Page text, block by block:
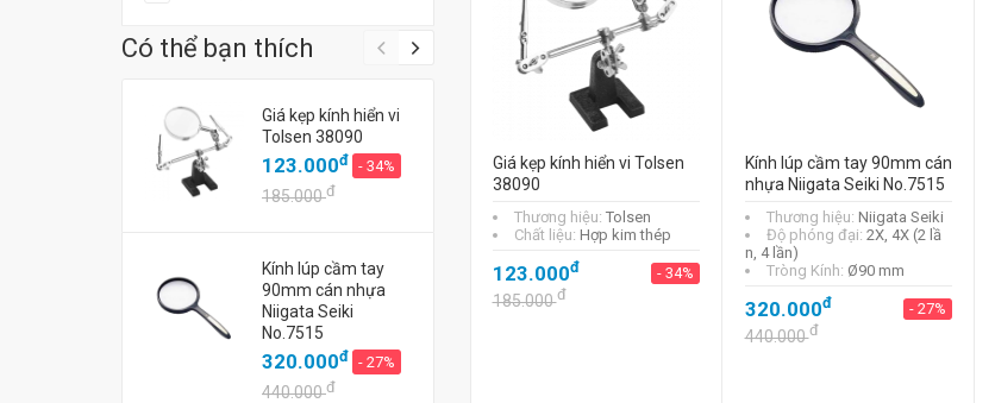
Có thể bạn thích
Giá kẹp kính hiển vi
Tolsen 38090
123.000đ - 34%
185.000đ
Kính lúp cầm tay
90mm cán nhựa
Niigata Seiki
No.7515
320.000đ - 27%
440.000đ
Kính lúp để bàn
chân đế từ Niigata
Seiki SB-80K
- 27%
2.070.000đ
Giá kẹp kính hiển vi Tolsen
38090
Thương hiệu: Tolsen
Chất liệu: Hợp kim thép
123.000đ - 34%
185.000đ
Kính lúp cầm tay 90mm cán
nhựa Niigata Seiki No.7515
Thương hiệu: Niigata Seiki
Độ phóng đại: 2X, 4X (2 lầ
n, 4 lần)
Tròng Kính: Ø90 mm
320.000đ - 27%
440.000đ